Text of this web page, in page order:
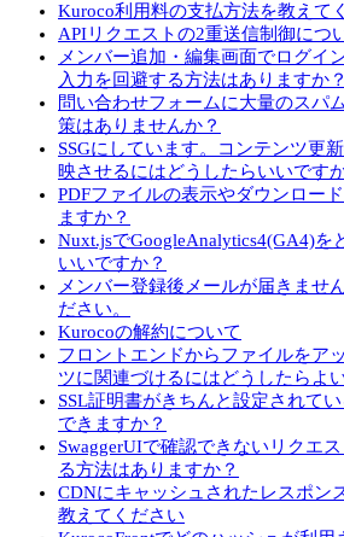
Kuroco利用料の支払方法を教えて
APIリクエストの2重送信制御につ
メンバー追加・編集画面でログイ
入力を回避する方法はありますか？
問い合わせフォームに大量のスパ
策はありませんか？
SSGにしています。コンテンツ更
映させるにはどうしたらいいです
PDFファイルの表示やダウンロー
ますか？
Nuxt.jsでGoogleAnalytics4(GA4)を
いいですか？
メンバー登録後メールが届きませ
ださい。
Kurocoの解約について
フロントエンドからファイルをア
ツに関連づけるにはどうしたらよ
SSL証明書がきちんと設定されて
できますか？
SwaggerUIで確認できないリクエ
る方法はありますか？
CDNにキャッシュされたレスポン
教えてください